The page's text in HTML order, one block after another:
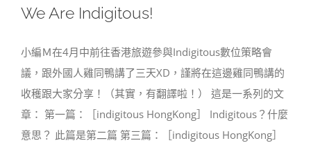
We Are Indigitous!
小編Ｍ在4月中前往香港旅遊參與Indigitous數位策略會
議，跟外國人雞同鴨講了三天XD，謹將在這邊雞同鴨講的
收穫跟大家分享！（其實，有翻譯啦！） 這是一系列的文
章： 第一篇：［indigitous HongKong］ Indigitous？什麼
意思？ 此篇是第二篇 第三篇：［indigitous HongKong］